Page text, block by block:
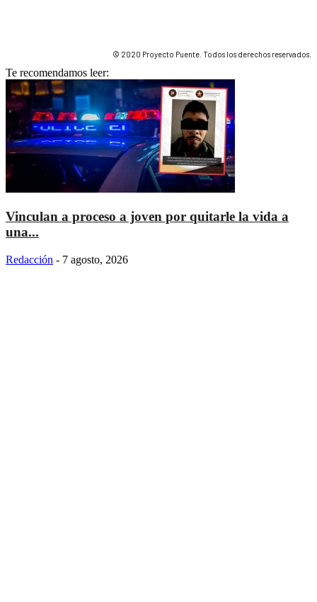
© 2020 Proyecto Puente. Todos los derechos reservados.
Te recomendamos leer:
Vinculan a proceso a joven por quitarle la vida a
una...
Redacción - 7 agosto, 2026